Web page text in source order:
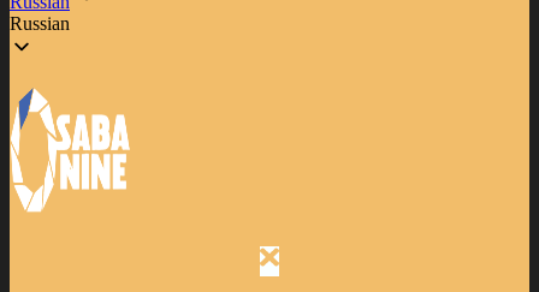
Russian